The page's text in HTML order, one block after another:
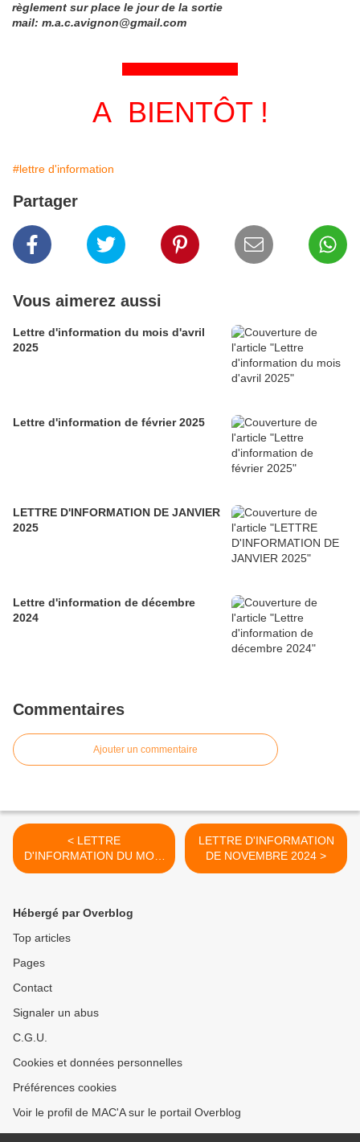
règlement sur place le jour de la sortie
mail: m.a.c.avignon@gmail.com
A BIENTÔT !
#lettre d'information
Partager
Vous aimerez aussi
Lettre d'information du mois d'avril
2025
Lettre d'information de février 2025
LETTRE D'INFORMATION DE JANVIER
2025
Lettre d'information de décembre
2024
Commentaires
Ajouter un commentaire
< LETTRE
D'INFORMATION DU MOIS
DE JUIN 2024
LETTRE D'INFORMATION
DE NOVEMBRE 2024 >
Hébergé par Overblog
Top articles
Pages
Contact
Signaler un abus
C.G.U.
Cookies et données personnelles
Préférences cookies
Voir le profil de MAC'A sur le portail Overblog